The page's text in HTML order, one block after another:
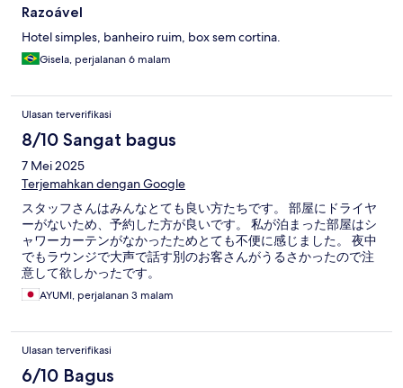
Razoável
Hotel simples, banheiro ruim, box sem cortina.
Gisela, perjalanan 6 malam
Ulasan terverifikasi
8/10 Sangat bagus
7 Mei 2025
Terjemahkan dengan Google
スタッフさんはみんなとても良い方たちです。 部屋にドライヤ
ーがないため、予約した方が良いです。 私が泊まった部屋はシ
ャワーカーテンがなかったためとても不便に感じました。 夜中
でもラウンジで大声で話す別のお客さんがうるさかったので注
意して欲しかったです。
AYUMI, perjalanan 3 malam
Ulasan terverifikasi
6/10 Bagus